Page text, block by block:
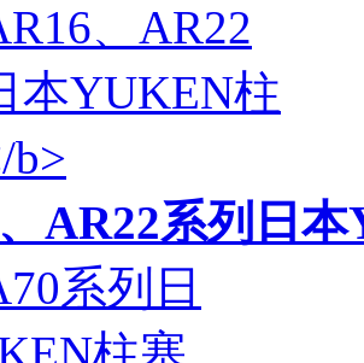
AR22系列日